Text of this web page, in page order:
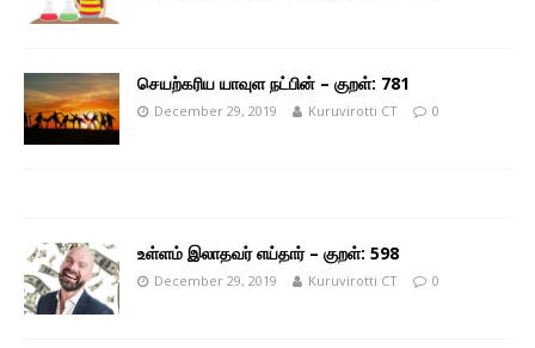
செயற்கரிய யாவுள நட்பின் – குறள்: 781
December 29, 2019 Kuruvirotti CT 0
உள்ளம் இலாதவர் எய்தார் – குறள்: 598
December 29, 2019 Kuruvirotti CT 0